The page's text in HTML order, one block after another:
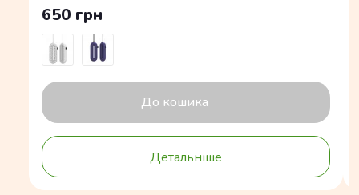
650 грн
До кошика
Детальніше